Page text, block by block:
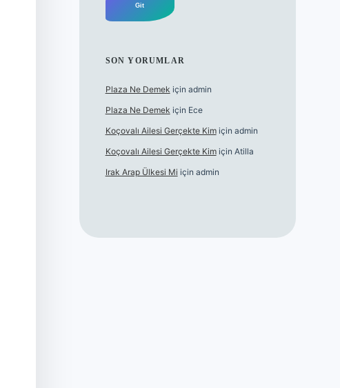
SON YORUMLAR
Plaza Ne Demek için admin
Plaza Ne Demek için Ece
Koçovalı Ailesi Gerçekte Kimiçin admin
Koçovalı Ailesi Gerçekte Kimiçin Atilla
Irak Arap Ülkesi Mi için admin